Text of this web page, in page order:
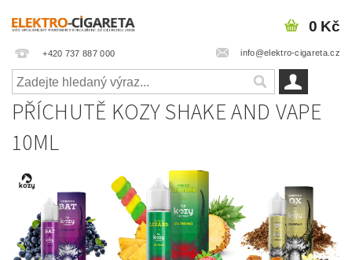
+420 737 887 000 info@elektro-cigareta.cz
0 Kč
PŘÍCHUTĚ KOZY SHAKE AND VAPE
10ML